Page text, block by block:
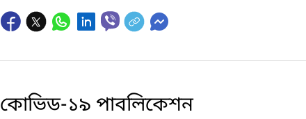
কোভিড-১৯ পাবলিকেশন